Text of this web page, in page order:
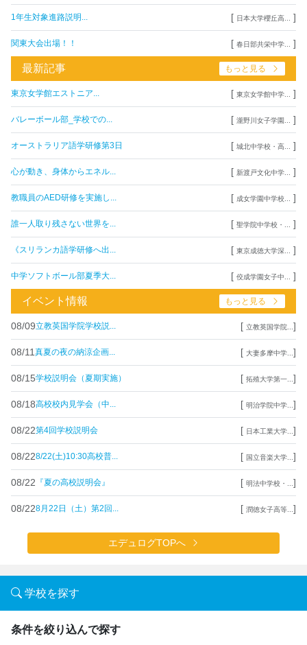
1年生対象進路説明... [ 日本大学櫻丘高... ]
関東大会出場！！ [ 春日部共栄中学... ]
最新記事 もっと見る
東京女学館エストニア... [ 東京女学館中学... ]
バレーボール部_学校での... [ 瀧野川女子学園... ]
オーストラリア語学研修第3日 [ 城北中学校・高... ]
心が動き、身体からエネル... [ 新渡戸文化中学... ]
教職員のAED研修を実施し... [ 成女学園中学校... ]
誰一人取り残さない世界を... [ 聖学院中学校・... ]
《スリランカ語学研修へ出... [ 東京成徳大学深... ]
中学ソフトボール部夏季大... [ 佼成学園女子中... ]
イベント情報 もっと見る
08/09立教英国学院学校説... [ 立教英国学院... ]
08/11 真夏の夜の納涼企画... [ 大妻多摩中学... ]
08/15学校説明会（夏期実施） [ 拓殖大学第一... ]
08/18高校校内見学会（中... [ 明治学院中学... ]
08/22第4回学校説明会 [ 日本工業大学... ]
08/228/22(土)10:30高校普... [ 国立音楽大学... ]
08/22 『夏の高校説明会』 [ 明法中学校・... ]
08/228月22日（土）第2回... [ 潤徳女子高等... ]
エデュログTOPへ
学校を探す
条件を絞り込んで探す